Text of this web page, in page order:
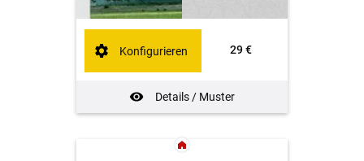
29 €
Details / Muster
Konfigurieren